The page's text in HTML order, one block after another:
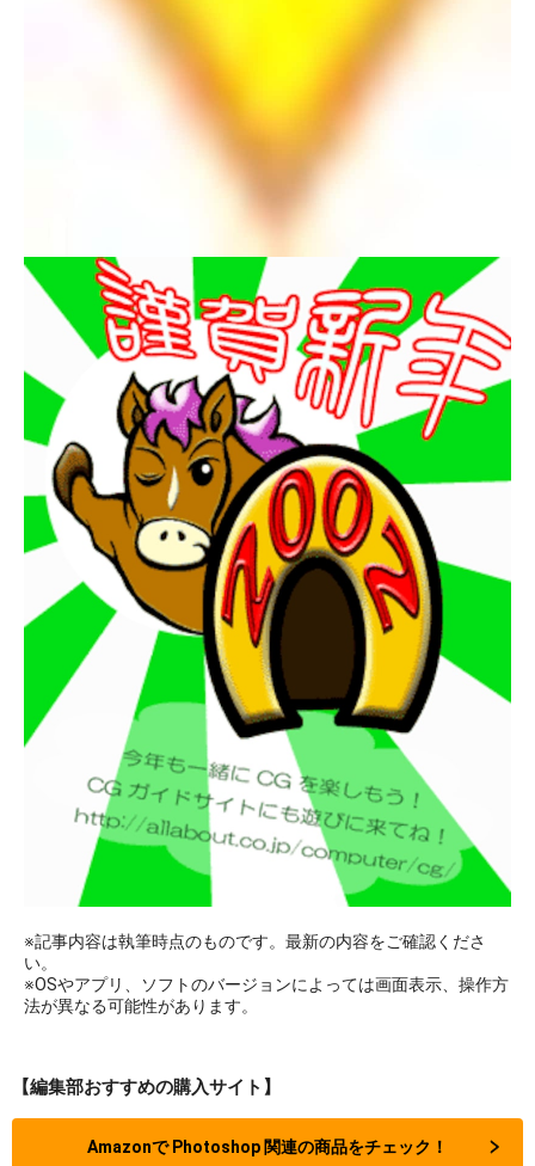
※記事内容は執筆時点のものです。最新の内容をご確認くださ
い。
※OSやアプリ、ソフトのバージョンによっては画面表示、操作方
法が異なる可能性があります。
【編集部おすすめの購入サイト】
Amazonで Photoshop 関連の商品をチェック！